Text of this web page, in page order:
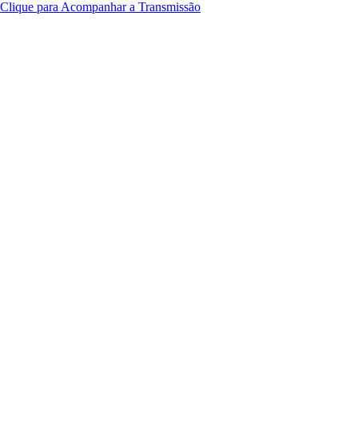
Clique para Acompanhar a Transmissão